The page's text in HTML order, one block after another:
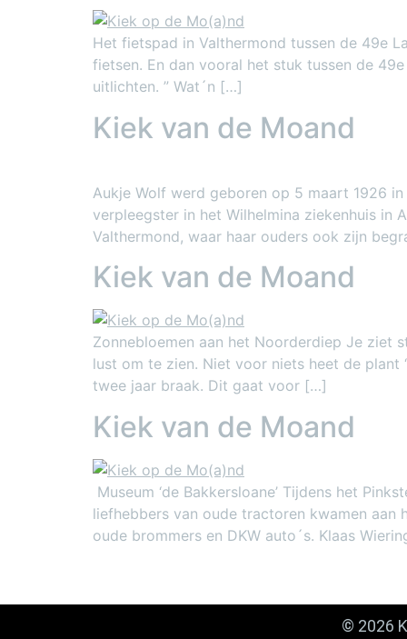
Het fietspad in Valthermond tussen de 49e
fietsen. En dan vooral het stuk tussen de
uitlichten. ” Wat´n […]
Kiek van de Moand
Aukje Wolf werd geboren op 5 maart 1926
verpleegster in het Wilhelmina ziekenhuis in
Valthermond, waar haar ouders ook zijn
Kiek van de Moand
Zonnebloemen aan het Noorderdiep Je ziet
lust om te zien. Niet voor niets heet de plant
twee jaar braak. Dit gaat voor […]
Kiek van de Moand
Museum ‘de Bakkersloane’ Tijdens het
liefhebbers van oude tractoren kwamen aan
oude brommers en DKW auto´s. Klaas
© 2026